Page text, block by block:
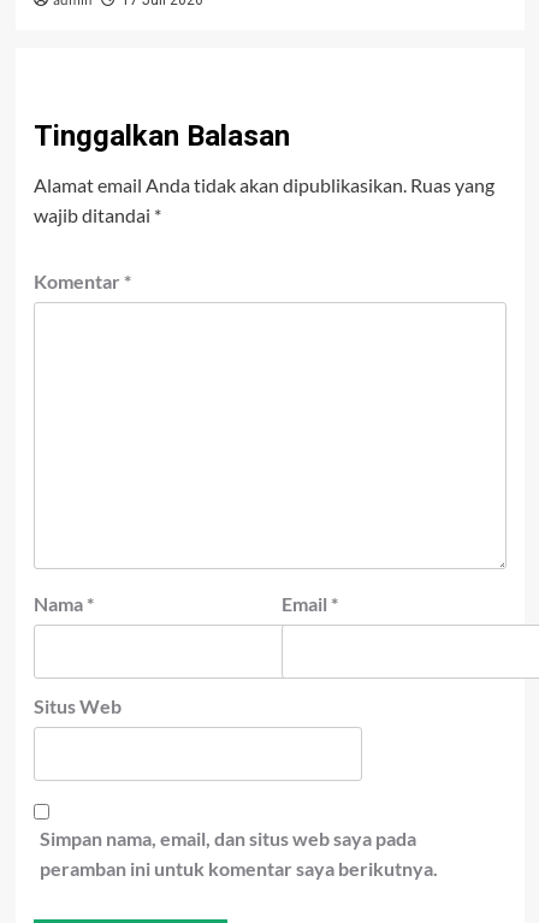
Tinggalkan Balasan
Alamat email Anda tidak akan dipublikasikan. Ruas yang
wajib ditandai *
Komentar *
Nama * Email *
Situs Web
Simpan nama, email, dan situs web saya pada
peramban ini untuk komentar saya berikutnya.